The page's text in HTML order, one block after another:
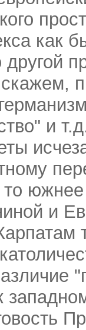
как
и
и